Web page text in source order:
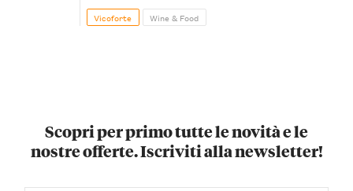
Vicoforte Wine & Food
Scopri per primo tutte le novità e le
nostre offerte. Iscriviti alla newsletter!